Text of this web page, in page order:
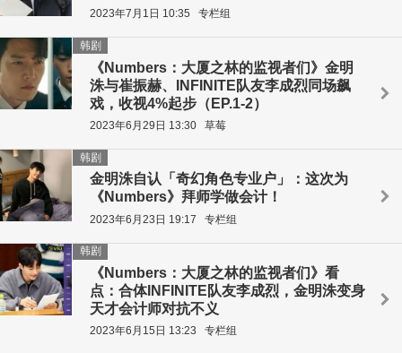
2023年7月1日 10:35 专栏组
《Numbers：大厦之林的监视者们》金明
洙与崔振赫、INFINITE队友李成烈同场飙
戏，收视4%起步（EP.1-2）
韩剧
2023年6月29日 13:30 草莓
金明洙自认「奇幻角色专业户」：这次为
《Numbers》拜师学做会计！
韩剧
2023年6月23日 19:17 专栏组
《Numbers：大厦之林的监视者们》看
点：合体INFINITE队友李成烈，金明洙变身
天才会计师对抗不义
韩剧
2023年6月15日 13:23 专栏组